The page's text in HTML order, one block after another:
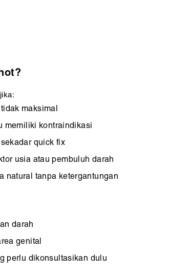
maksimal
memiliki kontraindikasi
quick fix
usia atau pembuluh darah
natural tanpa ketergantungan
darah
genital
perlu dikonsultasikan dulu